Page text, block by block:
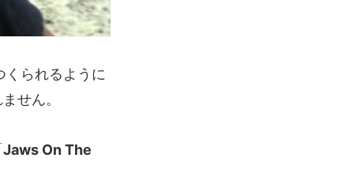
くられるように
せん。
Jaws On The